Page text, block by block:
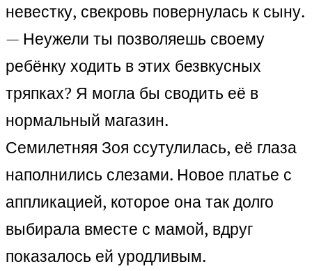
невестку, свекровь повернулась к сыну.
— Неужели ты позволяешь своему
ребёнку ходить в этих безвкусных
тряпках? Я могла бы сводить её в
нормальный магазин.
Семилетняя Зоя ссутулилась, её глаза
наполнились слезами. Новое платье с
аппликацией, которое она так долго
выбирала вместе с мамой, вдруг
показалось ей уродливым.